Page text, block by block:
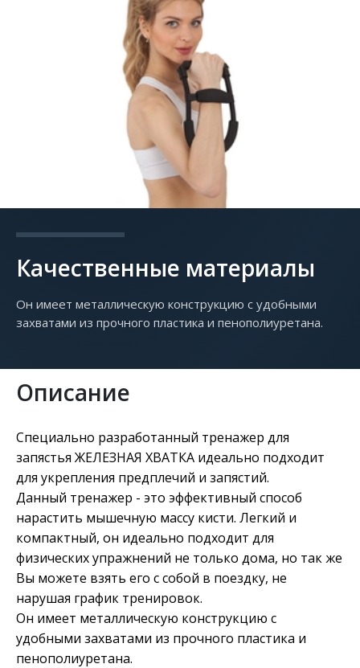
Качественные материалы
Он имеет металлическую конструкцию с удобными
захватами из прочного пластика и пенополиуретана.
Описание
Специально разработанный тренажер для
запястья ЖЕЛЕЗНАЯ ХВАТКА идеально подходит
для укрепления предплечий и запястий.
Данный тренажер - это эффективный способ
нарастить мышечную массу кисти. Легкий и
компактный, он идеально подходит для
физических упражнений не только дома, но так же
Вы можете взять его с собой в поездку, не
нарушая график тренировок.
Он имеет металлическую конструкцию с
удобными захватами из прочного пластика и
пенополиуретана.